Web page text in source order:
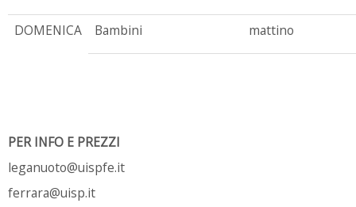
DOMENICA Bambini mattino
PER INFO E PREZZI
leganuoto@uispfe.it
ferrara@uisp.it